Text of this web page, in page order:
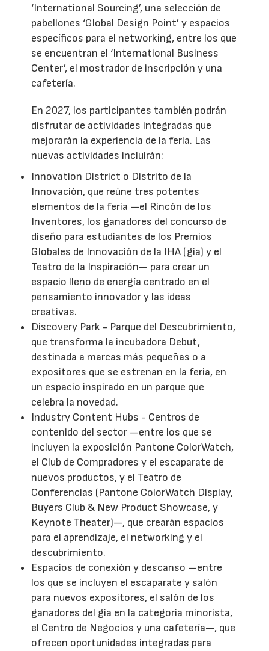
‘International Sourcing’, una selección de
pabellones ‘Global Design Point’ y espacios
específicos para el networking, entre los que
se encuentran el ‘International Business
Center’, el mostrador de inscripción y una
cafetería.
En 2027, los participantes también podrán
disfrutar de actividades integradas que
mejorarán la experiencia de la feria. Las
nuevas actividades incluirán:
Innovation District o Distrito de la
Innovación, que reúne tres potentes
elementos de la feria —el Rincón de los
Inventores, los ganadores del concurso de
diseño para estudiantes de los Premios
Globales de Innovación de la IHA (gia) y el
Teatro de la Inspiración— para crear un
espacio lleno de energía centrado en el
pensamiento innovador y las ideas
creativas.
Discovery Park - Parque del Descubrimiento,
que transforma la incubadora Debut,
destinada a marcas más pequeñas o a
expositores que se estrenan en la feria, en
un espacio inspirado en un parque que
celebra la novedad.
Industry Content Hubs - Centros de
contenido del sector —entre los que se
incluyen la exposición Pantone ColorWatch,
el Club de Compradores y el escaparate de
nuevos productos, y el Teatro de
Conferencias (Pantone ColorWatch Display,
Buyers Club & New Product Showcase, y
Keynote Theater)—, que crearán espacios
para el aprendizaje, el networking y el
descubrimiento.
Espacios de conexión y descanso —entre
los que se incluyen el escaparate y salón
para nuevos expositores, el salón de los
ganadores del gia en la categoría minorista,
el Centro de Negocios y una cafetería—, que
ofrecen oportunidades integradas para